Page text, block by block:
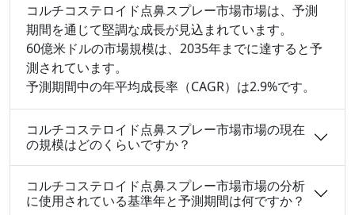
コルチコステロイド点鼻スプレー市場市場は、予測
期間を通じて堅調な成長が見込まれています。
60億米ドルの市場規模は、2035年までに達すると予
測されています。
予測期間中の年平均成長率（CAGR）は2.9%です。
コルチコステロイド点鼻スプレー市場市場の現在
の規模はどのくらいですか？
コルチコステロイド点鼻スプレー市場市場の分析
に使用されている基準年と予測期間は何ですか？